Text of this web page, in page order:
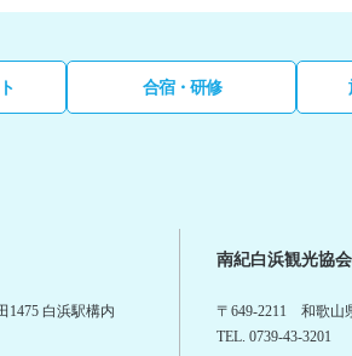
合宿・研修
白浜駅構内
南紀白浜観光協
〒649-2211 和歌山
TEL. 0739-43-3201